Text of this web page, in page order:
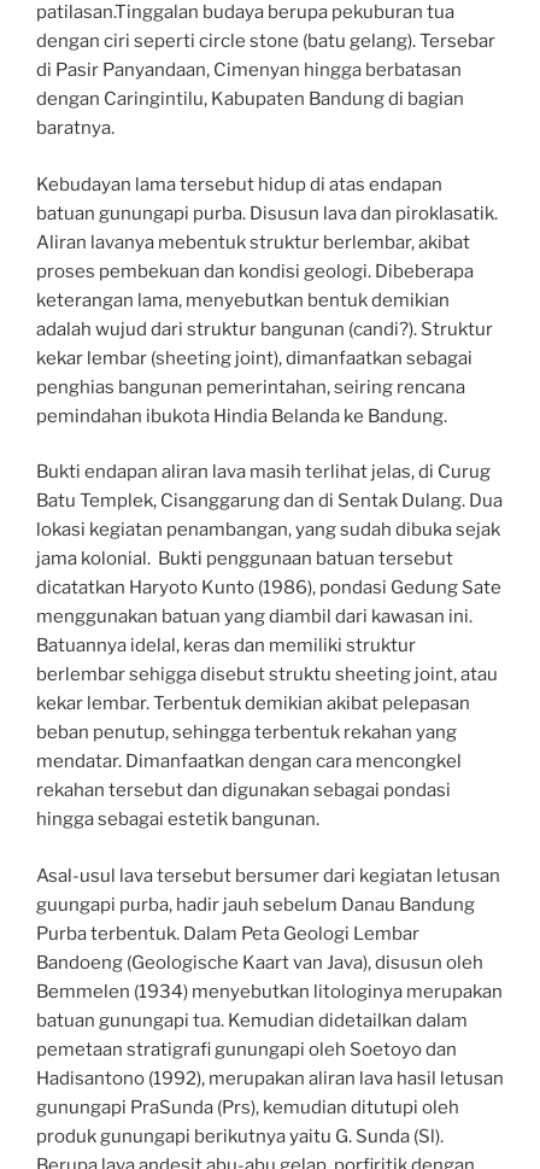
patilasan.Tinggalan budaya berupa pekuburan tua
dengan ciri seperti circle stone (batu gelang). Tersebar
di Pasir Panyandaan, Cimenyan hingga berbatasan
dengan Caringintilu, Kabupaten Bandung di bagian
baratnya.
Kebudayan lama tersebut hidup di atas endapan
batuan gunungapi purba. Disusun lava dan piroklasatik.
Aliran lavanya mebentuk struktur berlembar, akibat
proses pembekuan dan kondisi geologi. Dibeberapa
keterangan lama, menyebutkan bentuk demikian
adalah wujud dari struktur bangunan (candi?). Struktur
kekar lembar (sheeting joint), dimanfaatkan sebagai
penghias bangunan pemerintahan, seiring rencana
pemindahan ibukota Hindia Belanda ke Bandung.
Bukti endapan aliran lava masih terlihat jelas, di Curug
Batu Templek, Cisanggarung dan di Sentak Dulang. Dua
lokasi kegiatan penambangan, yang sudah dibuka sejak
jama kolonial. Bukti penggunaan batuan tersebut
dicatatkan Haryoto Kunto (1986), pondasi Gedung Sate
menggunakan batuan yang diambil dari kawasan ini.
Batuannya idelal, keras dan memiliki struktur
berlembar sehigga disebut struktu sheeting joint, atau
kekar lembar. Terbentuk demikian akibat pelepasan
beban penutup, sehingga terbentuk rekahan yang
mendatar. Dimanfaatkan dengan cara mencongkel
rekahan tersebut dan digunakan sebagai pondasi
hingga sebagai estetik bangunan.
Asal-usul lava tersebut bersumer dari kegiatan letusan
guungapi purba, hadir jauh sebelum Danau Bandung
Purba terbentuk. Dalam Peta Geologi Lembar
Bandoeng (Geologische Kaart van Java), disusun oleh
Bemmelen (1934) menyebutkan litologinya merupakan
batuan gunungapi tua. Kemudian didetailkan dalam
pemetaan stratigrafi gunungapi oleh Soetoyo dan
Hadisantono (1992), merupakan aliran lava hasil letusan
gunungapi PraSunda (Prs), kemudian ditutupi oleh
produk gunungapi berikutnya yaitu G. Sunda (Sl).